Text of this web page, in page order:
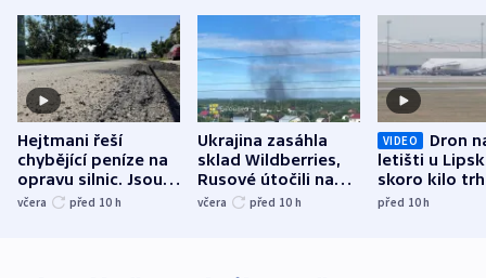
Hejtmani řeší
chybějící peníze na
opravu silnic. Jsou
nenárokové, namítá
včera před 10 h
Ukrajina zasáhla
sklad Wildberries,
Rusové útočili na
trh, hasiče či
včera před 10 h
VIDEO
Dron
letišti u
skoro kilo
indicie
před 10h